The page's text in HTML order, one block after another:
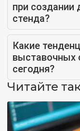
при создании
стенда?
Какие
выставочных
сегодня?
Читайте